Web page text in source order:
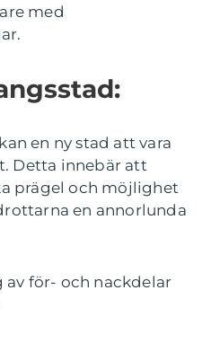
med
en ny stad att vara
Detta innebär att
prägel och möjlighet
en annorlunda
för- och nackdelar